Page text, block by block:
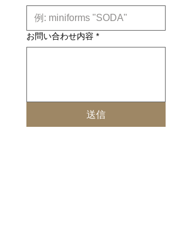
お問い合わせ内容 *
送信